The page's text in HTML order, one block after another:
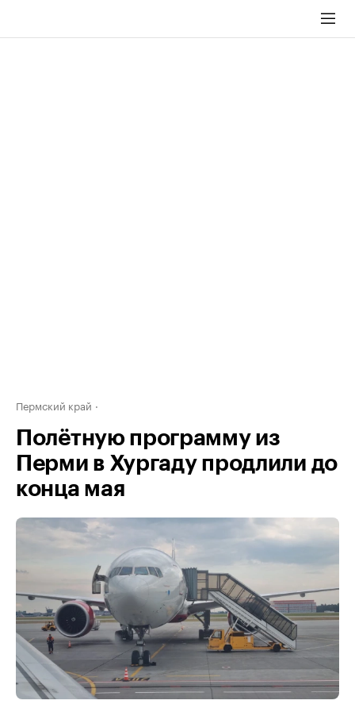
Пермский край
Полётную программу из
Перми в Хургаду продлили до
конца мая